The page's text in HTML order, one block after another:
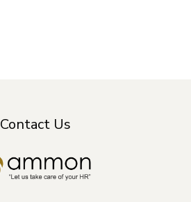
Contact Us